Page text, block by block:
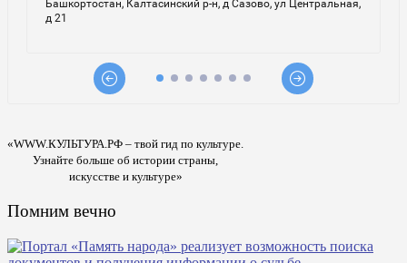
«WWW.КУЛЬТУРА.РФ – твой гид по культуре.
Узнайте больше об истории страны,
искусстве и культуре»
Помним вечно